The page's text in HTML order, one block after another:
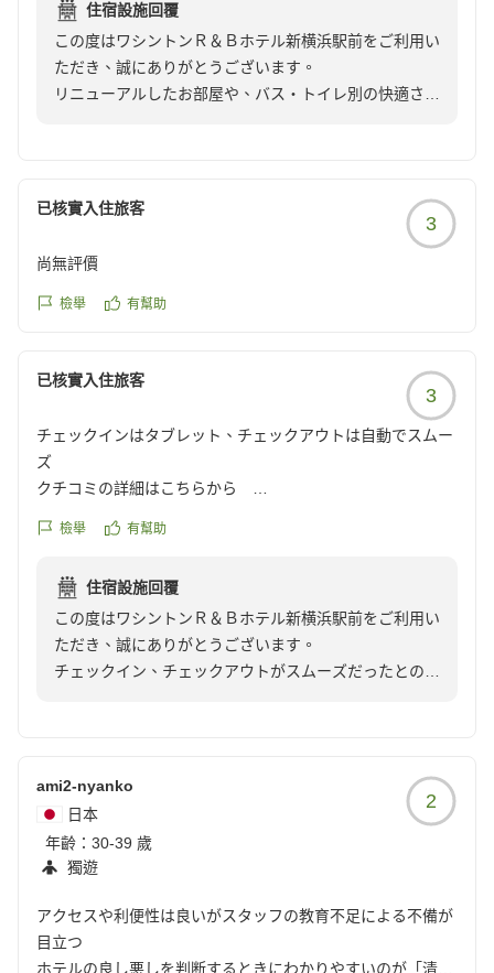
クチコミの詳細はこちらから
https://review.travel.rakuten.co.jp/hotel/voice/18170?
reviewId=33123478296488
住宿設施回覆
この度はワシントンＲ＆Ｂホテル新横浜駅前をご利用い
ただき、誠にありがとうございます。
リニューアルしたお部屋や、バス・トイレ別の快適さに
今後もお客様に快適にお過ごしいただける空間づくりに
また新横浜へお越しの際は、ぜひ当ホテルをご利用くだ
従業員一同お待ちしております。
已核實入住旅客
3
尚無評價
檢舉 有幫助
已核實入住旅客
3
チェックインはタブレット、チェックアウトは自動でスムー
ズ
クチコミの詳細はこちらから
reviewId=33123478257523
檢舉 有幫助
住宿設施回覆
この度はワシントンＲ＆Ｂホテル新横浜駅前をご利用い
ただき、誠にありがとうございます。
チェックイン、チェックアウトがスムーズだったとのお
またのご来館を心よりお待ち申し上げます。
ami2-nyanko
日本
年齡： 30-39 歲
獨遊
2
アクセスや利便性は良いがスタッフの教育不足による不備が
目立つ
ホテルの良し悪しを判断するときにわかりやすいのが「清掃